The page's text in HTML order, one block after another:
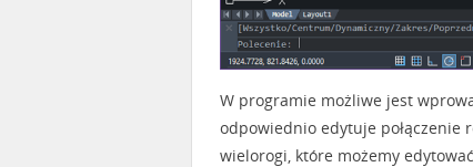
W programie możliwe jest
odpowiednio edytuje połączenie
wielorogi, które możemy